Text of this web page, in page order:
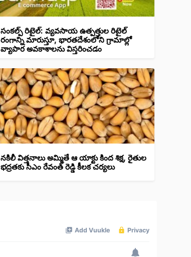
సంకల్ప్ రిటైల్: వ్యవసాయ ఉత్పత్తుల రిటైల్
రంగాన్ని మారుస్తూ, భారతదేశంలోని గ్రామాల్లో
వ్యాపార అవకాశాలను విస్తరించడం
నకిలీ విత్తనాలు అమ్మితే ఆ యాక్టు కింద శిక్ష, రైతుల
భద్రతకు సీఎం రేవంత్ రెడ్డి కీలక చర్యలు